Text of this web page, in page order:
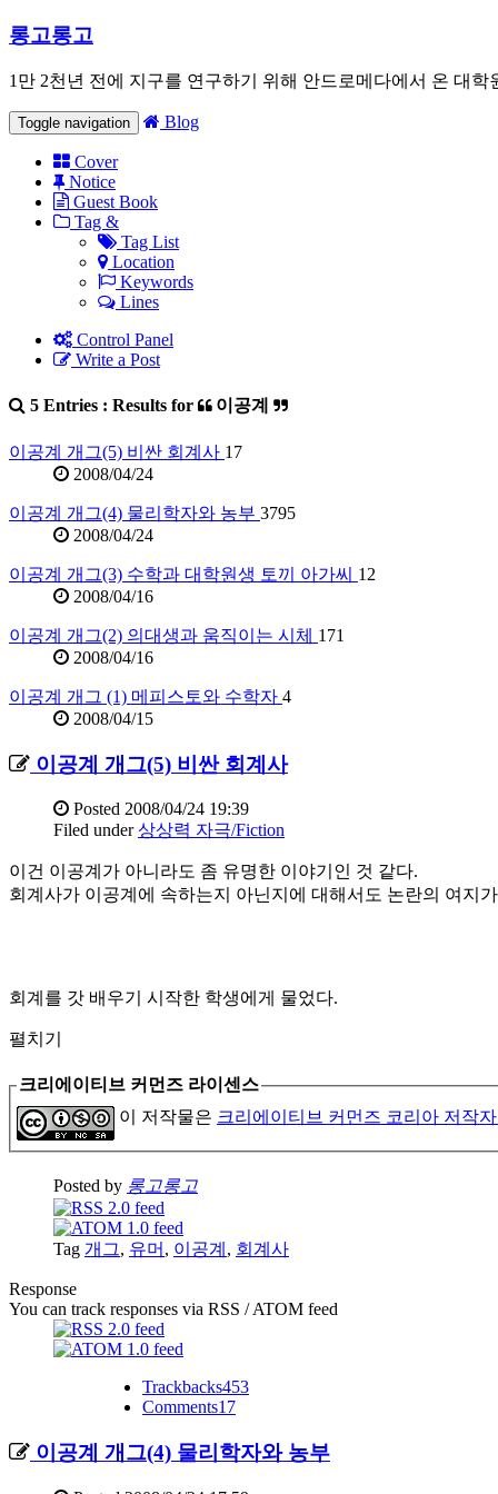
롱고롱고
1만 2천년 전에 지구를 연구하기 위해 안드로메다에서 온 대학
Toggle navigation Blog
Cover
Notice
Guest Book
Tag &
Tag List
Location
Keywords
Lines
Control Panel
Write a Post
5 Entries : Results for 이공계
이공계 개그(5) 비싼 회계사 17
2008/04/24
이공계 개그(4) 물리학자와 농부 3795
2008/04/24
이공계 개그(3) 수학과 대학원생 토끼 아가씨 12
2008/04/16
이공계 개그(2) 의대생과 움직이는 시체 171
2008/04/16
이공계 개그 (1) 메피스토와 수학자 4
2008/04/15
이공계 개그(5) 비싼 회계사
Posted 2008/04/24 19:39
Filed under 상상력 자극/Fiction
이건 이공계가 아니라도 좀 유명한 이야기인 것 같다.
회계사가 이공계에 속하는지 아닌지에 대해서도 논란의 여지
회계를 갓 배우기 시작한 학생에게 물었다.
펼치기
크리에이티브 커먼즈 라이센스
이 저작물은 크리에이티브 커먼즈 코리아 저작
Posted by 롱고롱고
Tag 개그, 유머 , 이공계 , 회계사
Response
You can track responses via RSS / ATOM feed
Trackbacks453
Comments17
이공계 개그(4) 물리학자와 농부